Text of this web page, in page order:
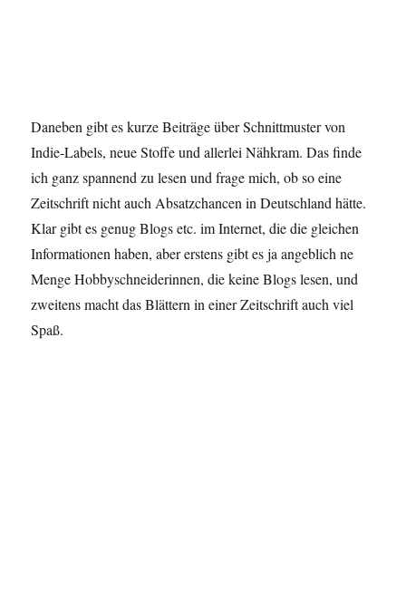
Daneben gibt es kurze Beiträge über Schnittmuster von
Indie-Labels, neue Stoffe und allerlei Nähkram. Das finde
ich ganz spannend zu lesen und frage mich, ob so eine
Zeitschrift nicht auch Absatzchancen in Deutschland hätte.
Klar gibt es genug Blogs etc. im Internet, die die gleichen
Informationen haben, aber erstens gibt es ja angeblich ne
Menge Hobbyschneiderinnen, die keine Blogs lesen, und
zweitens macht das Blättern in einer Zeitschrift auch viel
Spaß.